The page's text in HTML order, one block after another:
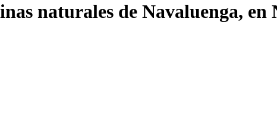
naturales de Navaluenga, en